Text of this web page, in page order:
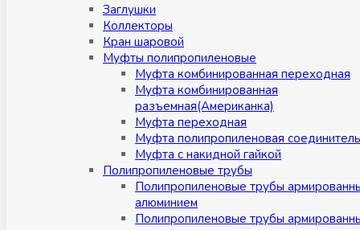
Заглушки
Коллекторы
Кран шаровой
Муфты полипропиленовые
Муфта комбинированная переходная
Муфта комбинированная
разъемная(Американка)
Муфта переходная
Муфта полипропиленовая
Муфта с накидной гайкой
Полипропиленовые трубы
Полипропиленовые трубы
алюминием
Полипропиленовые трубы